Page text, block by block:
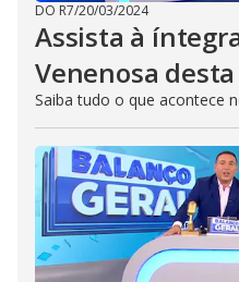
DO R7/20/03/2024
Assista à
Venenosa
Saiba tudo o que acontece